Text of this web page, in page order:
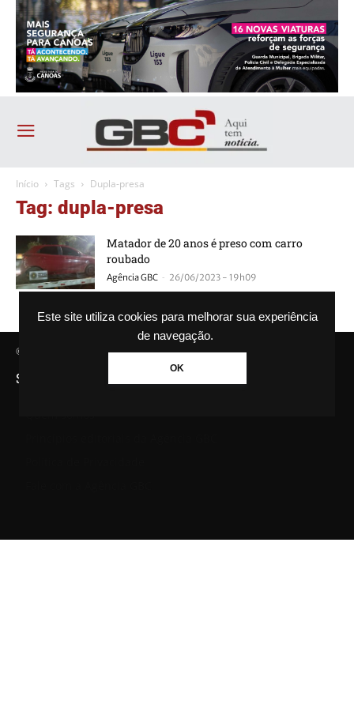
Este site utiliza cookies para melhorar sua experiência
de navegação.
OK
Início Tags Dupla-presa
Tag: dupla-presa
Matador de 20 anos é preso com carro
roubado
Agência GBC - 26/06/2023 - 19h09
© Agência GBC. Aqui tem notícia. Todos os direitos reservados.
SAIBA MAIS SOBRE A AGÊNCIA GBC